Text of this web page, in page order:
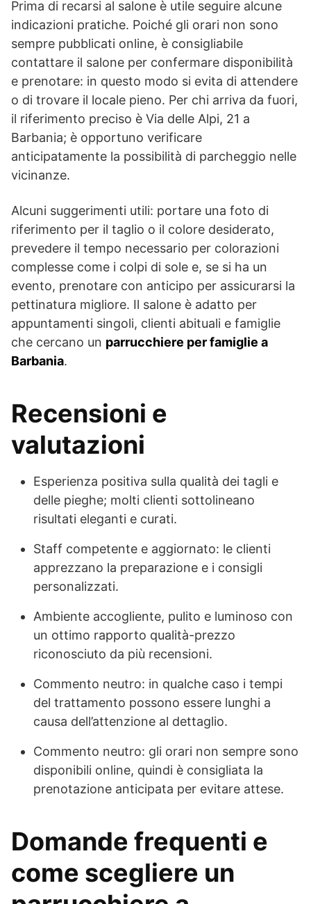
Prima di recarsi al salone è utile seguire alcune
indicazioni pratiche. Poiché gli orari non sono
sempre pubblicati online, è consigliabile
contattare il salone per confermare disponibilità
e prenotare: in questo modo si evita di attendere
o di trovare il locale pieno. Per chi arriva da fuori,
il riferimento preciso è Via delle Alpi, 21 a
Barbania; è opportuno verificare
anticipatamente la possibilità di parcheggio nelle
vicinanze.
Alcuni suggerimenti utili: portare una foto di
riferimento per il taglio o il colore desiderato,
prevedere il tempo necessario per colorazioni
complesse come i colpi di sole e, se si ha un
evento, prenotare con anticipo per assicurarsi la
pettinatura migliore. Il salone è adatto per
appuntamenti singoli, clienti abituali e famiglie
che cercano un parrucchiere per famiglie a
Barbania.
Recensioni e
valutazioni
Esperienza positiva sulla qualità dei tagli e
delle pieghe; molti clienti sottolineano
risultati eleganti e curati.
Staff competente e aggiornato: le clienti
apprezzano la preparazione e i consigli
personalizzati.
Ambiente accogliente, pulito e luminoso con
un ottimo rapporto qualità-prezzo
riconosciuto da più recensioni.
Commento neutro: in qualche caso i tempi
del trattamento possono essere lunghi a
causa dell’attenzione al dettaglio.
Commento neutro: gli orari non sempre sono
disponibili online, quindi è consigliata la
prenotazione anticipata per evitare attese.
Domande frequenti e
come scegliere un